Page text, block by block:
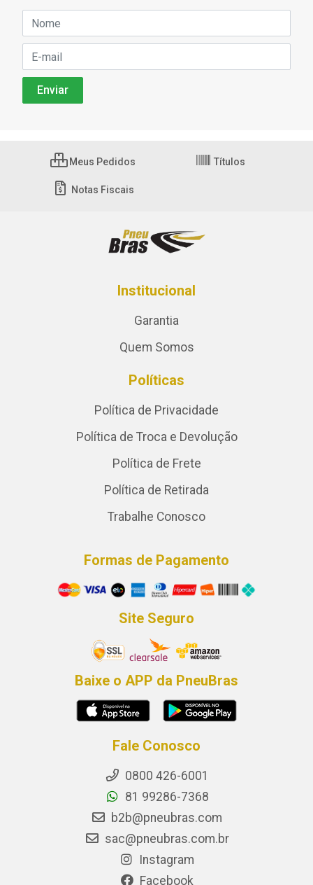
Meus Pedidos Títulos
Notas Fiscais
Institucional
Garantia
Quem Somos
Políticas
Política de Privacidade
Política de Troca e Devolução
Política de Frete
Política de Retirada
Trabalhe Conosco
Formas de Pagamento
Site Seguro
Baixe o APP da PneuBras
Fale Conosco
0800 426-6001
81 99286-7368
b2b@pneubras.com
sac@pneubras.com.br
Instagram
Facebook